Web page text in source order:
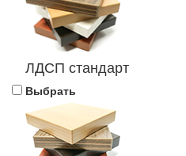
ЛДСП стандарт
Выбрать